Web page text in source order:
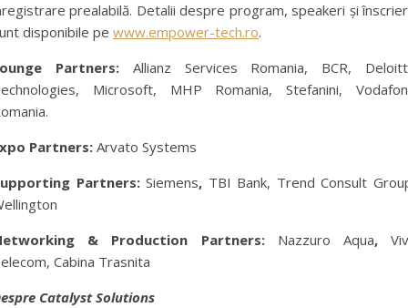
prealabilă. Detalii despre program, speakeri și
disponibile pe www.empower-tech.ro.
Partners: Allianz Services Romania, BCR,
Microsoft, MHP Romania, Stefanini,
Partners:Arvato Systems
Partners:Siemens, TBI Bank, Trend Consult
& Production Partners: Nazzuro Aqua,
Cabina Trasnita
Catalyst Solutions